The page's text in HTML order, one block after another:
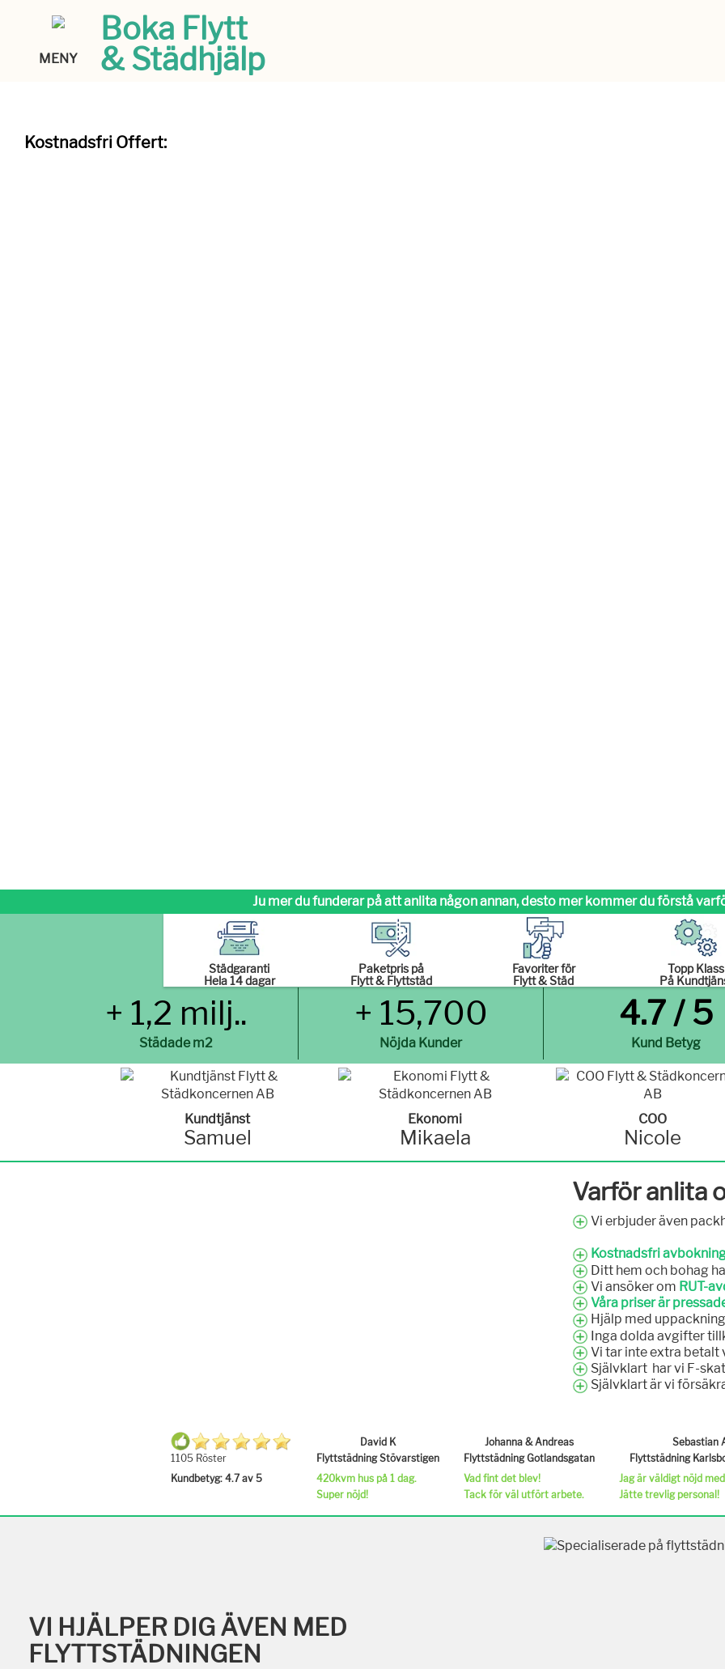
MENY
Boka Flytt
& Städhjälp
Kostnadsfri Offert:
Ju mer du funderar på att anlita någon annan,desto mer kommer du förstå
Städgaranti
Hela 14 dagar
Paketpris på
Flytt & Flyttstäd
Favoriter för
Flytt & Städ
Topp Klass
På
+ 1,2 milj..
Städade m2
+ 15,700
Nöjda Kunder
4.7 / 5
Kund Betyg
Kundtjänst
Samuel
Ekonomi
Mikaela
COO
Nicole
Varför anlita
Vi erbjuder även
Kostnadsfri
Ditt hem och bohag
Vi ansöker om RUT-
Våra priser är
Hjälp med
Inga dolda avgifter
Vi tar inte extra betalt
Självklart har vi F-
Självklart är vi
1105 Röster
Kundbetyg: 4.7 av 5
David K
Flyttstädning Stövarstigen
420kvm hus på 1 dag.
Super nöjd!
Johanna & Andreas
Flyttstädning Gotlandsgatan
Vad fint det blev!
Tack för väl utfört arbete.
Sebastian
Flyttstädning
Jag är väldigt nöjd
Jätte trevlig personal!
VI HJÄLPER DIG ÄVEN MED
FLYTTSTÄDNINGEN